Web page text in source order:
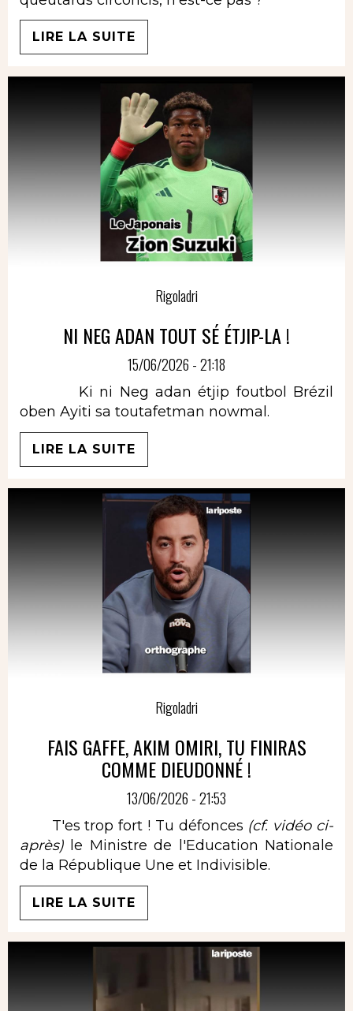
LIRE LA SUITE
Rigoladri
NI NEG ADAN TOUT SÉ ÉTJIP-LA !
15/06/2026 - 21:18
Ki ni Neg adan étjip foutbol Brézil
oben Ayiti sa toutafetman nowmal.
LIRE LA SUITE
Rigoladri
FAIS GAFFE, AKIM OMIRI, TU FINIRAS
COMME DIEUDONNÉ !
13/06/2026 - 21:53
T'es trop fort ! Tu défonces (cf. vidéo ci-
après) le Ministre de l'Education Nationale
de la République Une et Indivisible.
LIRE LA SUITE